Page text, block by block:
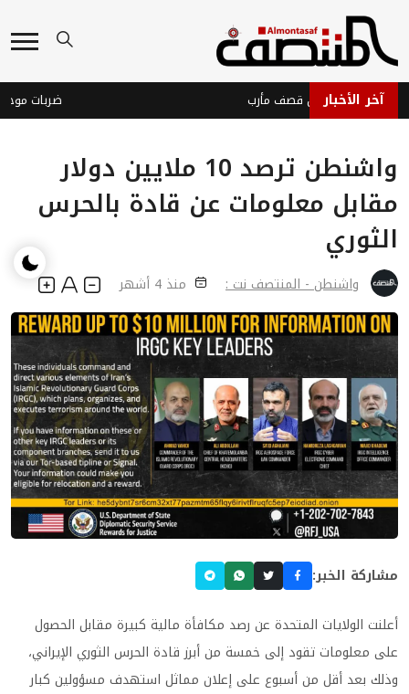
آخر الأخبار
يصعّدون قصف مأرب ضربات موجعة
واشنطن ترصد 10 ملايين دولار
مقابل معلومات عن قادة بالحرس
الثوري
واشنطن - المنتصف نت : منذ 4 أشهر
مشاركة الخبر:
أعلنت الولايات المتحدة عن رصد مكافأة مالية كبيرة مقابل الحصول
على معلومات تقود إلى خمسة من أبرز قادة الحرس الثوري الإيراني،
وذلك بعد أقل من أسبوع على إعلان مماثل استهدف مسؤولين كبار